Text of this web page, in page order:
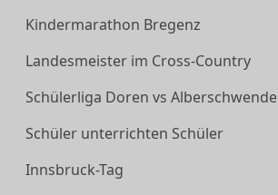
Kindermarathon Bregenz
Landesmeister im Cross-Country
Schülerliga Doren vs Alberschwende
Schüler unterrichten Schüler
Innsbruck-Tag